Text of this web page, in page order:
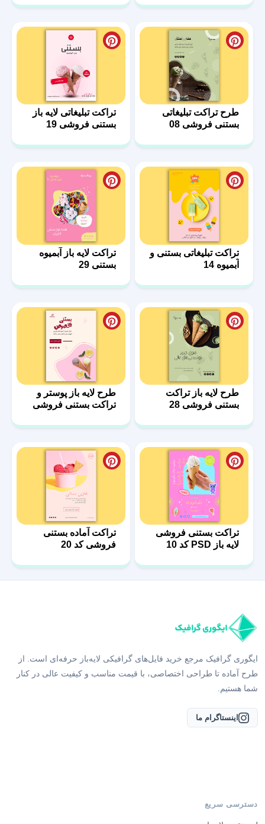
طرح تراکت تبلیغاتی
بستنی فروشی 08
تراکت تبلیغاتی لایه باز
بستنی فروشی 19
تراکت تبلیغاتی بستنی و
آبمیوه 14
تراکت لایه باز آبمیوه
بستنی 29
طرح لایه باز تراکت
بستنی فروشی 28
طرح لایه باز پوستر و
تراکت بستنی فروشی
تراکت بستنی فروشی
لایه باز PSD کد 10
تراکت آماده بستنی
فروشی کد 20
ایگوری گرافیک مرجع خرید فایل‌های گرافیکی لایه‌باز حرفه‌ای است. از
طرح آماده تا طراحی اختصاصی، با قیمت مناسب و کیفیت عالی در کنار
شما هستیم.
اینستاگرام ما
دسترسی سریع